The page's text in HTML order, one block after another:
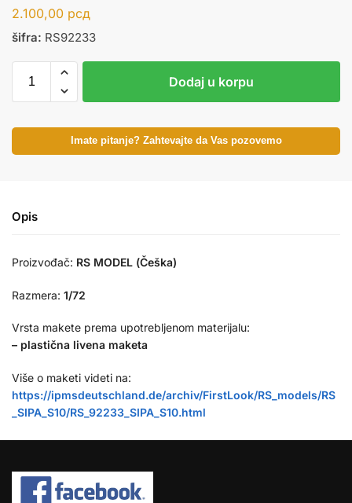
2.100,00 рсд
šifra: RS92233
Dodaj u korpu
Imate pitanje? Zahtevajte da Vas pozovemo
Opis
Proizvođač: RS MODEL (Češka)
Razmera: 1/72
Vrsta makete prema upotrebljenom materijalu:
– plastična livena maketa
Više o maketi videti na:
https://ipmsdeutschland.de/archiv/FirstLook/RS_models/RS
_SIPA_S10/RS_92233_SIPA_S10.html